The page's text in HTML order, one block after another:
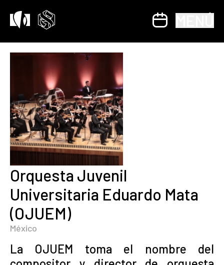
Orquesta Juvenil
Universitaria Eduardo Mata
(OJUEM)
México
La OJUEM toma el nombre del